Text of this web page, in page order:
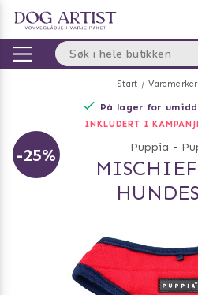
Start Varemerker
På lager for
INKLUDERT I
-25% Puppia -